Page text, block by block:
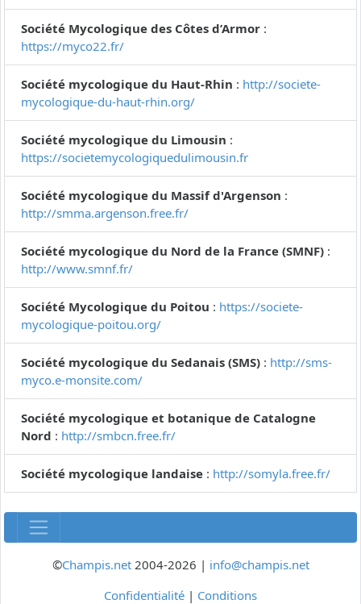
Société Mycologique des Côtes d’Armor :
https://myco22.fr/
Société mycologique du Haut-Rhin : http://societe-
mycologique-du-haut-rhin.org/
Société mycologique du Limousin :
https://societemycologiquedulimousin.fr
Société mycologique du Massif d'Argenson :
http://smma.argenson.free.fr/
Société mycologique du Nord de la France (SMNF) :
http://www.smnf.fr/
Société Mycologique du Poitou : https://societe-
mycologique-poitou.org/
Société mycologique du Sedanais (SMS) : http://sms-
myco.e-monsite.com/
Société mycologique et botanique de Catalogne
Nord : http://smbcn.free.fr/
Société mycologique landaise : http://somyla.free.fr/
©Champis.net2004-2026 | info@champis.net
Confidentialité | Conditions